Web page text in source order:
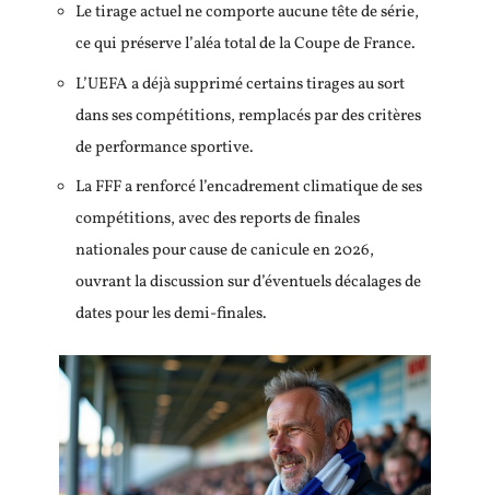
Le tirage actuel ne comporte aucune tête de série,
ce qui préserve l’aléa total de la Coupe de France.
L’UEFA a déjà supprimé certains tirages au sort
dans ses compétitions, remplacés par des critères
de performance sportive.
La FFF a renforcé l’encadrement climatique de ses
compétitions, avec des reports de finales
nationales pour cause de canicule en 2026,
ouvrant la discussion sur d’éventuels décalages de
dates pour les demi-finales.